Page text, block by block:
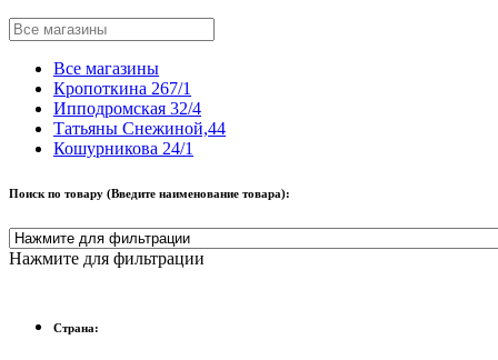
Все магазины
Кропоткина 267/1
Ипподромская 32/4
Татьяны Снежиной,44
Кошурникова 24/1
Поиск по товару (Введите наименование товара):
Нажмите для фильтрации
Страна: